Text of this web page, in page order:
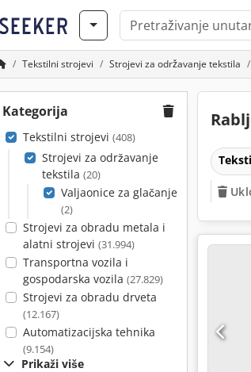
Tekstilni strojevi Strojevi za održavanje tekstila
Kategorija
Tekstilni strojevi (408)
Strojevi za održavanje
tekstila (20)
Valjaonice za glačanje
(2)
Strojevi za obradu metala i
alatni strojevi (31.994)
Transportna vozila i
gospodarska vozila (27.829)
Strojevi za obradu drveta
(12.167)
Automatizacijska tehnika
(9.154)
Prikaži više